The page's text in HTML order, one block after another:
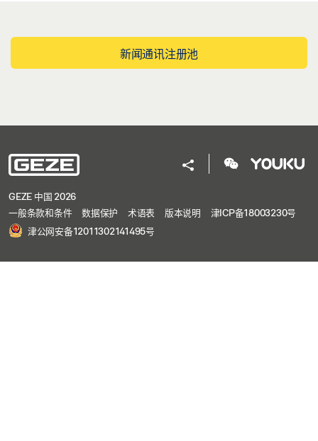
新闻通讯注册池
GEZE 中国 2026
一般条款和条件
数据保护 术语表 版本说明
津ICP备18003230号
津公网安备12011302141495号